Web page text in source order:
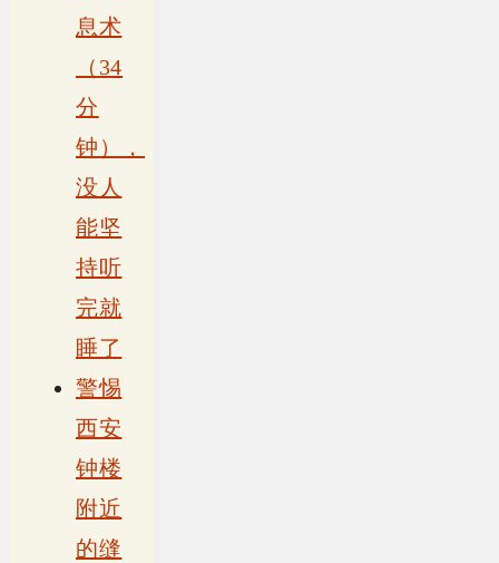
息术
（34
分
钟），
没人
能坚
持听
完就
睡了
警惕
西安
钟楼
附近
的缝